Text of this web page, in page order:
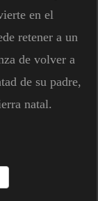
en el
retener a un
de volver a
de su padre,
natal.